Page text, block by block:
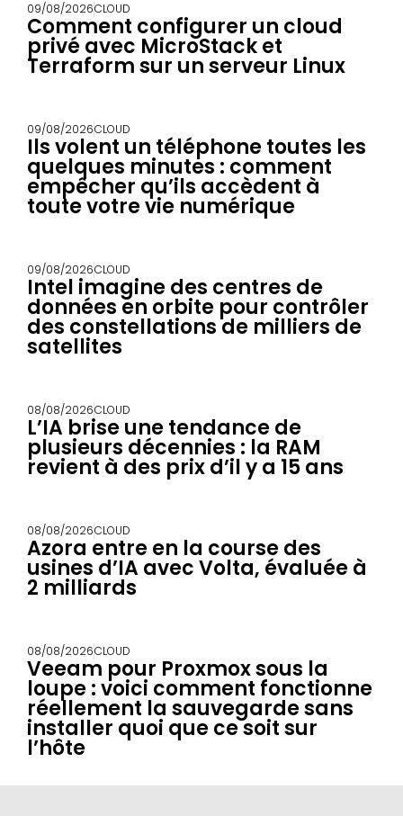
09/08/2026CLOUD
Comment configurer un cloud
privé avec MicroStack et
Terraform sur un serveur Linux
09/08/2026CLOUD
Ils volent un téléphone toutes les
quelques minutes : comment
empêcher qu’ils accèdent à
toute votre vie numérique
09/08/2026CLOUD
Intel imagine des centres de
données en orbite pour contrôler
des constellations de milliers de
satellites
08/08/2026CLOUD
L’IA brise une tendance de
plusieurs décennies : la RAM
revient à des prix d’il y a 15 ans
08/08/2026CLOUD
Azora entre en la course des
usines d’IA avec Volta, évaluée à
2 milliards
08/08/2026CLOUD
Veeam pour Proxmox sous la
loupe : voici comment fonctionne
réellement la sauvegarde sans
installer quoi que ce soit sur
l’hôte